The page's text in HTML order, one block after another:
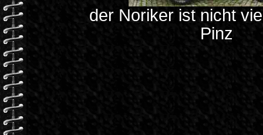
der Noriker ist nicht
Pinz